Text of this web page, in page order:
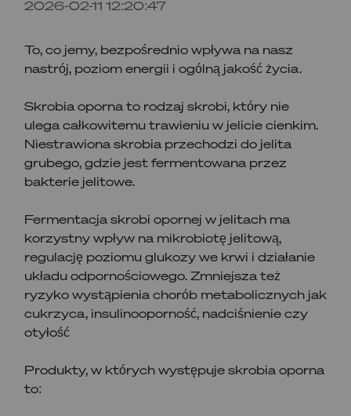
2026-02-11 12:20:47
To, co jemy, bezpośrednio wpływa na nasz
nastrój, poziom energii i ogólną jakość życia.
Skrobia oporna to rodzaj skrobi, który nie
ulega całkowitemu trawieniu w jelicie cienkim.
Niestrawiona skrobia przechodzi do jelita
grubego, gdzie jest fermentowana przez
bakterie jelitowe.
Fermentacja skrobi opornej w jelitach ma
korzystny wpływ na mikrobiotę jelitową,
regulację poziomu glukozy we krwi i działanie
układu odpornościowego. Zmniejsza też
ryzyko wystąpienia chorób metabolicznych jak
cukrzyca, insulinooporność, nadciśnienie czy
otyłość
Produkty, w których występuje skrobia oporna
to: